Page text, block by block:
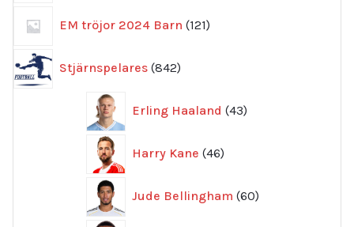
EM tröjor 2024 Barn 121
produkter
Stjärnspelares 842
produkter
Erling Haaland 43
produkter
Harry Kane 46
produkter
Jude Bellingham 60
produkter